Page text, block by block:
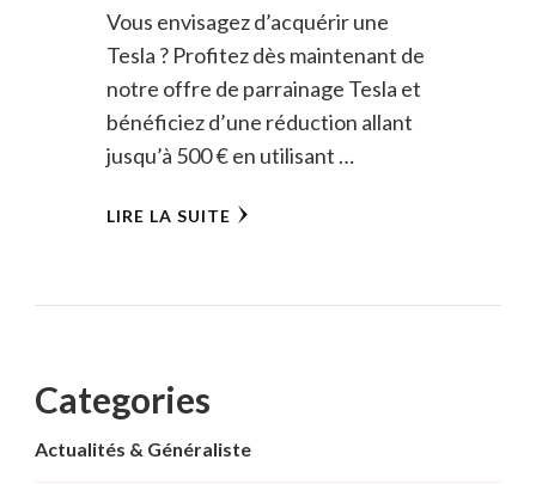
Vous envisagez d’acquérir une
Tesla ? Profitez dès maintenant de
notre offre de parrainage Tesla et
bénéficiez d’une réduction allant
jusqu’à 500 € en utilisant …
LIRE LA SUITE
Categories
Actualités & Généraliste